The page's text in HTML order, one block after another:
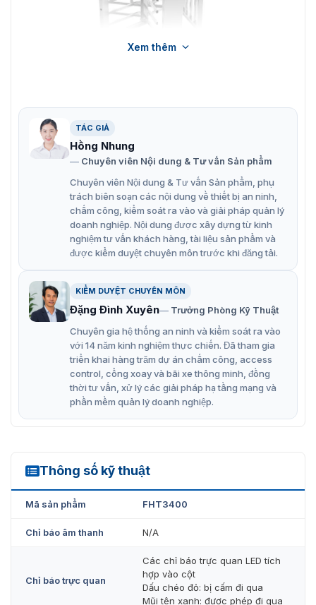
Đặc điểm nổi bật của cổng lồng xoay
ZKTeco FHT3400
Hoạt động trong nhà và ngoài trời
Chiều rộng lối đi 550 mm mang lại sự thoải mái khi di
chuyển
Thiết kế Full Height tăng cường an ninh hạn chế tối
đa các hành vi: leo qua cổng, đi theo người phía
Rotor 4 cánh vận hành ổn định giúp lưu thông trật tự
– giảm ùn tắc, phù hợp với lưu lượng người qua lại
lớn.
Tích hợp nhiều phương thức xác thực: thẻ RFID, vân
tay, nhận diện khuôn mặt, mã QR và bộ điều khiển.
Chống bám đuôi (Anti-Tailgating), giúp ngăn chặn
người không được phép đi theo sát người phía trước
hiệu được phép đi qua. Màu đỏ báo hiệu từ chối hoặc
Người dùng dễ dàng nhận biết trạng thái hoạt động
SUS304, chống ăn mòn và chịu va đập tốt.
Hoạt động hai chiều linh hoạt
Xem thêm
TÁC GIẢ
Hồng Nhung
Chuyên viên Nội dung & Tư vấn Sản phẩm
Chuyên viên Nội dung & Tư vấn Sản phẩm, phụ
trách biên soạn các nội dung về thiết bị an ninh,
chấm công, kiểm soát ra vào và giải pháp quản lý
doanh nghiệp. Nội dung được xây dựng từ kinh
nghiệm tư vấn khách hàng, tài liệu sản phẩm và
được kiểm duyệt chuyên môn trước khi đăng tải.
KIỂM DUYỆT CHUYÊN MÔN
Đặng Đình Xuyên
Trưởng Phòng Kỹ Thuật
Chuyên gia hệ thống an ninh và kiểm soát ra vào
với 14 năm kinh nghiệm thực chiến. Đã tham gia
triển khai hàng trăm dự án chấm công, access
control, cổng xoay và bãi xe thông minh, đồng
thời tư vấn, xử lý các giải pháp hạ tầng mạng và
phần mềm quản lý doanh nghiệp.
Thông số kỹ thuật
FHT3400
Mã sản phẩm FHT3400
Chỉ báo âm thanh N/A
Chỉ báo trực quan
Các chỉ báo trực quan LED tích
hợp vào cột
Dấu chéo đỏ: bị cấm đi qua
Mũi tên xanh: được phép đi qua